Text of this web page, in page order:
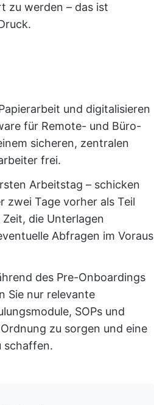
zu werden – das ist
und digitalisieren
für Remote- und Büro-
sicheren, zentralen
frei.
Arbeitstag – schicken
zwei Tage vorher als Teil
die Unterlagen
Abfragen im Voraus
des Pre-Onboardings
Sie nur relevante
SOPs und
zu sorgen und eine
schaffen.